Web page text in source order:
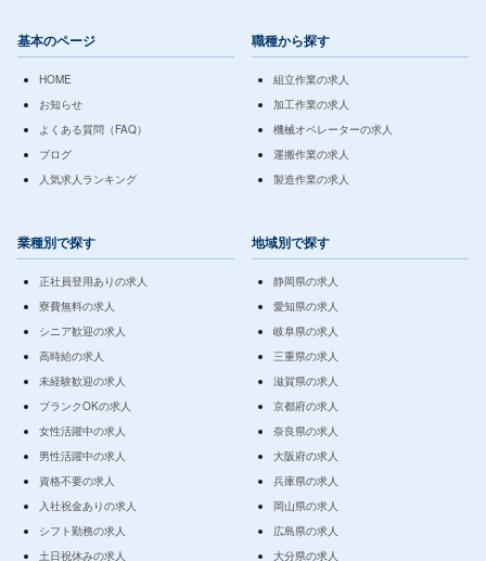
基本のページ
HOME
お知らせ
よくある質問（FAQ）
ブログ
人気求人ランキング
職種から探す
組立作業の求人
加工作業の求人
機械オペレーターの求人
運搬作業の求人
製造作業の求人
業種別で探す
正社員登用ありの求人
寮費無料の求人
シニア歓迎の求人
高時給の求人
未経験歓迎の求人
ブランクOKの求人
女性活躍中の求人
男性活躍中の求人
資格不要の求人
入社祝金ありの求人
シフト勤務の求人
土日祝休みの求人
地域別で探す
静岡県の求人
愛知県の求人
岐阜県の求人
三重県の求人
滋賀県の求人
京都府の求人
奈良県の求人
大阪府の求人
兵庫県の求人
岡山県の求人
広島県の求人
大分県の求人